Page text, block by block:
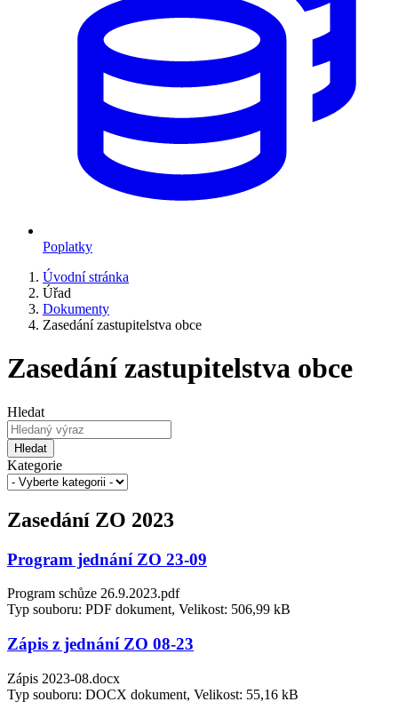
Poplatky
Úvodní stránka
Úřad
Dokumenty
Zasedání zastupitelstva obce
Zasedání zastupitelstva obce
Hledat
Hledat
Kategorie
Zasedání ZO 2023
Program jednání ZO 23-09
Program schůze 26.9.2023.pdf
Typ souboru: PDF dokument, Velikost: 506,99 kB
Zápis z jednání ZO 08-23
Zápis 2023-08.docx
Typ souboru: DOCX dokument, Velikost: 55,16 kB